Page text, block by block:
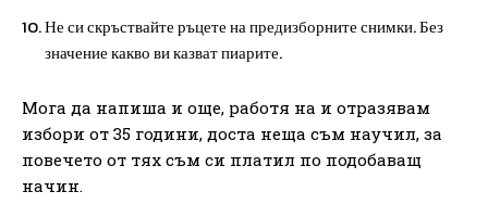
Не си скръствайте ръцете на предизборните снимки. Без
значение какво ви казват пиарите.
Мога да напиша и още, работя на и отразявам
избори от 35 години, доста неща съм научил, за
повечето от тях съм си платил по подобаващ
начин.